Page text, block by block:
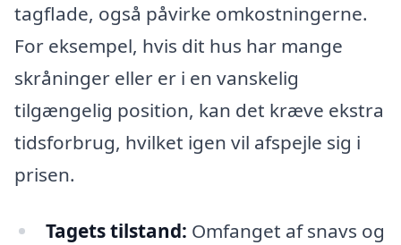
tagflade, også påvirke omkostningerne.
For eksempel, hvis dit hus har mange
skråninger eller er i en vanskelig
tilgængelig position, kan det kræve ekstra
tidsforbrug, hvilket igen vil afspejle sig i
prisen.
Tagets tilstand: Omfanget af snavs og